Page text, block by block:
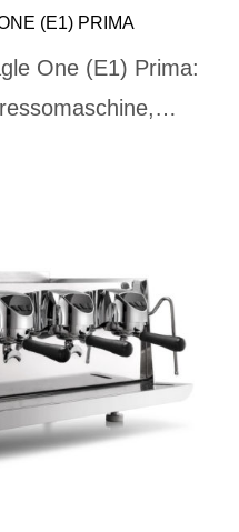
(E1) PRIMA
One (E1) Prima: